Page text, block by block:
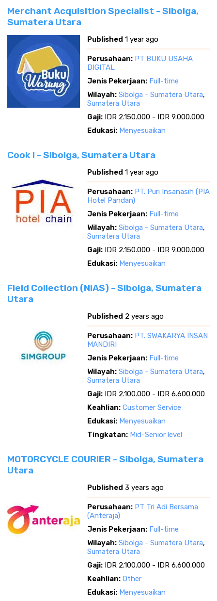
Merchant Acquisition Specialist - Sibolga,
Sumatera Utara
Published 1 year ago
Perusahaan: PT BUKU USAHA
DIGITAL
Jenis Pekerjaan: Full-time
Wilayah: Sibolga - Sumatera Utara,
Sumatera Utara
Gaji: IDR 2.150.000 - IDR 9.000.000
Edukasi: Menyesuaikan
Cook I - Sibolga, Sumatera Utara
Published 1 year ago
Perusahaan: PT. Puri Insanasih (PIA
Hotel Pandan)
Jenis Pekerjaan: Full-time
Wilayah: Sibolga - Sumatera Utara,
Sumatera Utara
Gaji: IDR 2.150.000 - IDR 9.000.000
Edukasi: Menyesuaikan
Field Collection (NIAS) - Sibolga, Sumatera
Utara
Published 2 years ago
Perusahaan: PT. SWAKARYA INSAN
MANDIRI
Jenis Pekerjaan: Full-time
Wilayah: Sibolga - Sumatera Utara,
Sumatera Utara
Gaji: IDR 2.100.000 - IDR 6.600.000
Keahlian: Customer Service
Edukasi: Menyesuaikan
Tingkatan: Mid-Senior level
MOTORCYCLE COURIER - Sibolga, Sumatera
Utara
Published 3 years ago
Perusahaan: PT Tri Adi Bersama
(Anteraja)
Jenis Pekerjaan: Full-time
Wilayah: Sibolga - Sumatera Utara,
Sumatera Utara
Gaji: IDR 2.100.000 - IDR 6.600.000
Keahlian: Other
Edukasi: Menyesuaikan